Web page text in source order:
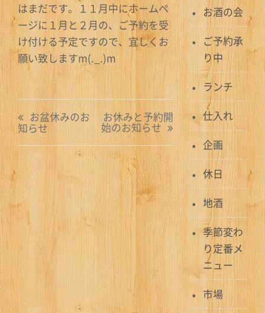
はまだです。１１月中にホームペ
ージに１月と２月の、ご予約を受
け付ける予定ですので、宜しくお
願い致しますm(._.)m
投
稿
ゲ
ー
お盆休みのお
知らせ
お休みと予約開
始のお知らせ
お酒の会
ご予約承
り中
ランチ
仕入れ
企画
休日
地酒
季節変わ
り定番メ
ニュー
市場